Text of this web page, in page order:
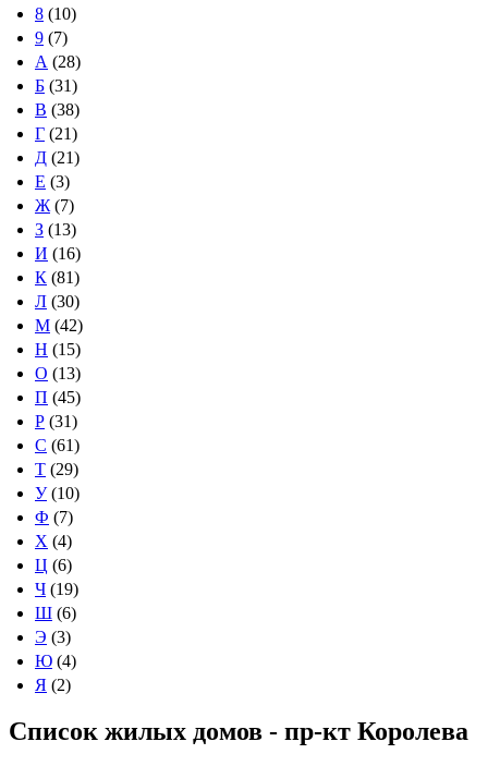
8 (10)
9 (7)
А (28)
Б (31)
В (38)
Г (21)
Д (21)
Е (3)
Ж (7)
З (13)
И (16)
К (81)
Л (30)
М (42)
Н (15)
О (13)
П (45)
Р (31)
С (61)
Т (29)
У(10)
Ф (7)
Х (4)
Ц (6)
Ч (19)
Ш (6)
Э (3)
Ю (4)
Я (2)
Список жилых домов - пр-кт Королева